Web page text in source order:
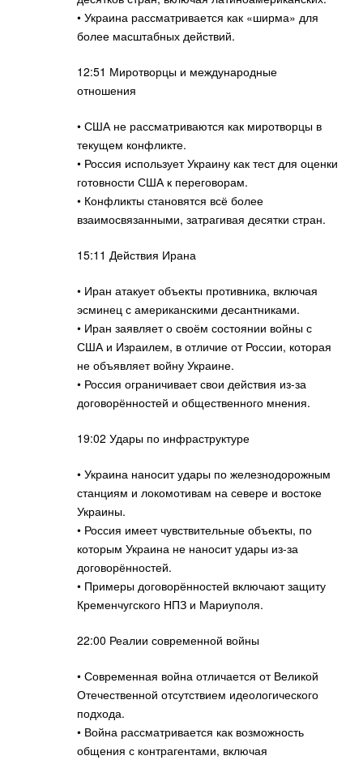
• Украина рассматривается как «ширма» для
более масштабных действий.
12:51 Миротворцы и международные
отношения
• США не рассматриваются как миротворцы в
текущем конфликте.
• Россия использует Украину как тест для оценки
готовности США к переговорам.
• Конфликты становятся всё более
взаимосвязанными, затрагивая десятки стран.
15:11 Действия Ирана
• Иран атакует объекты противника, включая
эсминец с американскими десантниками.
• Иран заявляет о своём состоянии войны с
США и Израилем, в отличие от России, которая
не объявляет войну Украине.
• Россия ограничивает свои действия из-за
договорённостей и общественного мнения.
19:02 Удары по инфраструктуре
• Украина наносит удары по железнодорожным
станциям и локомотивам на севере и востоке
Украины.
• Россия имеет чувствительные объекты, по
которым Украина не наносит удары из-за
договорённостей.
• Примеры договорённостей включают защиту
Кременчугского НПЗ и Мариуполя.
22:00 Реалии современной войны
• Современная война отличается от Великой
Отечественной отсутствием идеологического
подхода.
• Война рассматривается как возможность
общения с контрагентами, включая